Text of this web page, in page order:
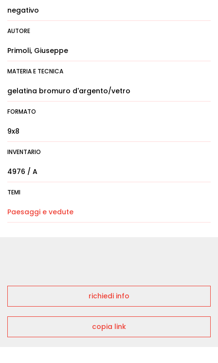
negativo
AUTORE
Primoli, Giuseppe
MATERIA E TECNICA
gelatina bromuro d'argento/vetro
FORMATO
9x8
INVENTARIO
4976 / A
TEMI
Paesaggi e vedute
richiedi info
copia link